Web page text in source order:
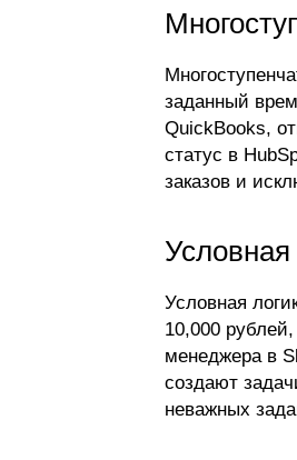
заданный
QuickBooks,
статус в
заказов и
Условная
Условная
10,000
менеджера в
создают
неважных